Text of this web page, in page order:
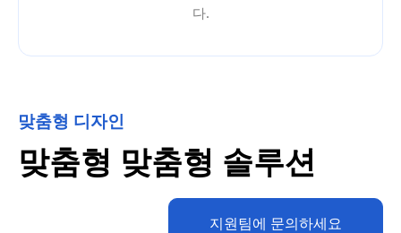
다.
맞춤형 디자인
맞춤형 맞춤형 솔루션
지원팀에 문의하세요